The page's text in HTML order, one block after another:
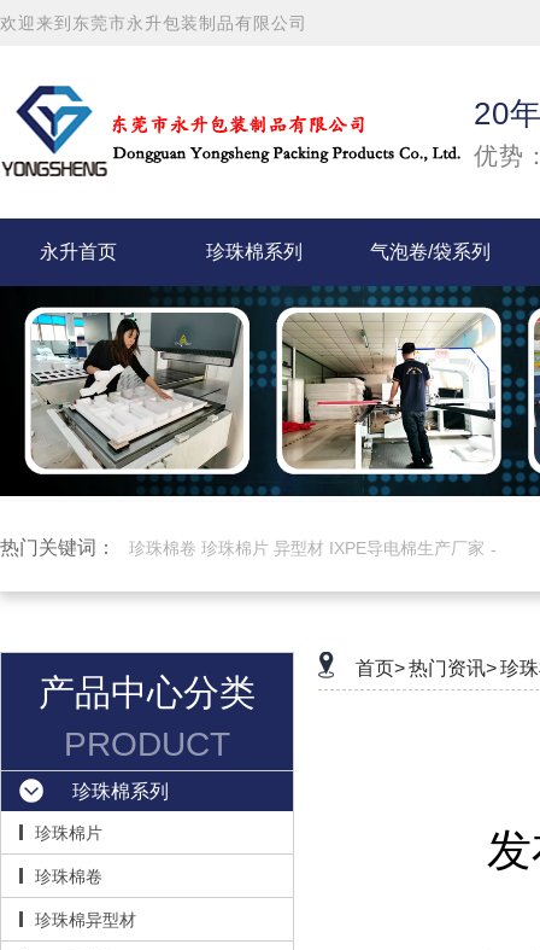
欢迎来到东莞市永升包装制品有限公司
20
优势
永升首页 珍珠棉系列 气泡卷/袋系列
热门关键词： 珍珠棉卷 珍珠棉片 异型材 IXPE导电棉生产厂家
产品中心分类
PRODUCT
珍珠棉系列
珍珠棉片
珍珠棉卷
珍珠棉异型材
首页>热门资讯>珍